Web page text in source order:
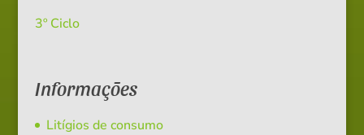
3º Ciclo
Informações
Litígios de consumo